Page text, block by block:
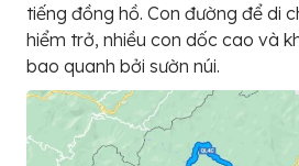
tiếng đồng hồ. Con đường để di
hiểm trở, nhiều con dốc cao và
bao quanh bởi sườn núi.